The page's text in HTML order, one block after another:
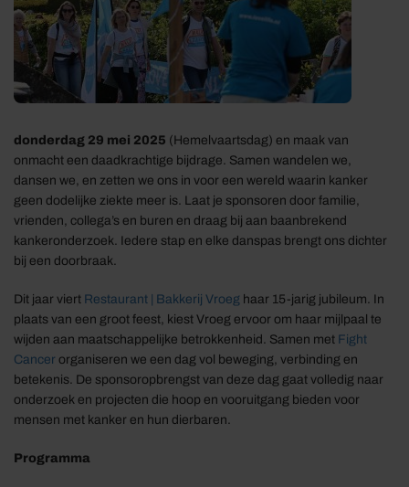
donderdag 29 mei 2025 (Hemelvaartsdag) en maak van
onmacht een daadkrachtige bijdrage. Samen wandelen we,
dansen we, en zetten we ons in voor een wereld waarin kanker
geen dodelijke ziekte meer is. Laat je sponsoren door familie,
vrienden, collega’s en buren en draag bij aan baanbrekend
kankeronderzoek. Iedere stap en elke danspas brengt ons dichter
bij een doorbraak.
Dit jaar viert Restaurant | Bakkerij Vroeg haar 15-jarig jubileum. In
plaats van een groot feest, kiest Vroeg ervoor om haar mijlpaal te
wijden aan maatschappelijke betrokkenheid. Samen met Fight
Cancer organiseren we een dag vol beweging, verbinding en
betekenis. De sponsoropbrengst van deze dag gaat volledig naar
onderzoek en projecten die hoop en vooruitgang bieden voor
mensen met kanker en hun dierbaren.
Programma